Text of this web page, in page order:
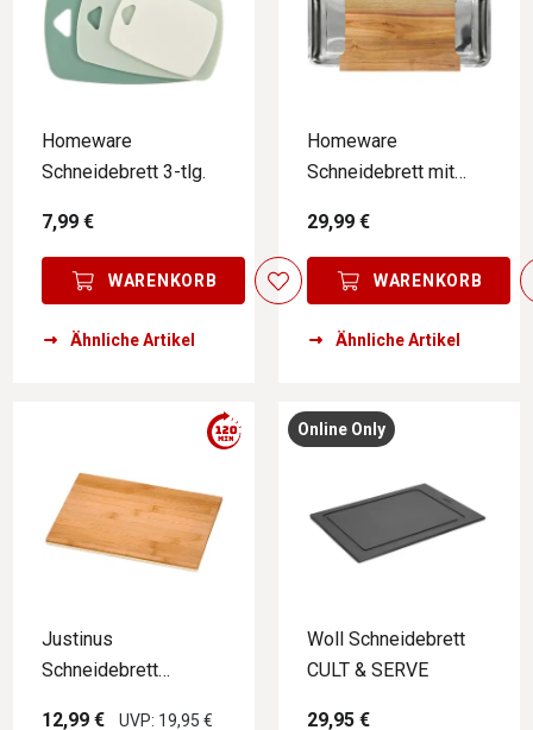
Homeware
Schneidebrett 3-tlg.
7,99 €
WARENKORB
Ähnliche Artikel
Homeware
Schneidebrett mit
29,99 €
WARENKORB
Ähnliche Artikel
Justinus
Schneidebrett
12,99 €
UVP: 19,95 €
Online Only
Woll Schneidebrett
CULT & SERVE
29,95 €